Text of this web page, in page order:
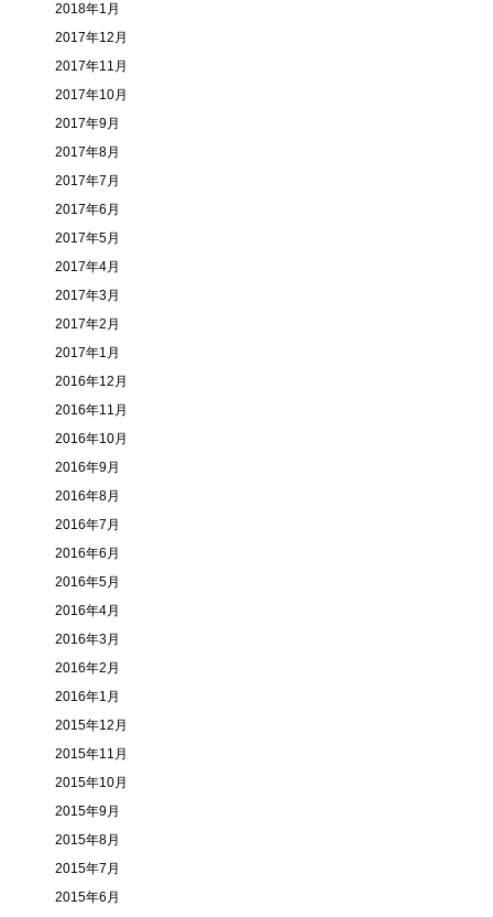
2018年1月
2017年12月
2017年11月
2017年10月
2017年9月
2017年8月
2017年7月
2017年6月
2017年5月
2017年4月
2017年3月
2017年2月
2017年1月
2016年12月
2016年11月
2016年10月
2016年9月
2016年8月
2016年7月
2016年6月
2016年5月
2016年4月
2016年3月
2016年2月
2016年1月
2015年12月
2015年11月
2015年10月
2015年9月
2015年8月
2015年7月
2015年6月